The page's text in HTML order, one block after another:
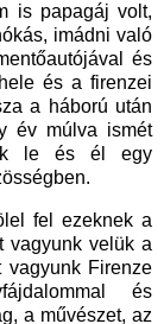
is papagáj volt,
imádni való
és
és a firenzei
a háború után
év múlva ismét
le és él egy
fel ezeknek a
vagyunk velük a
vagyunk Firenze
és
a művészet, az